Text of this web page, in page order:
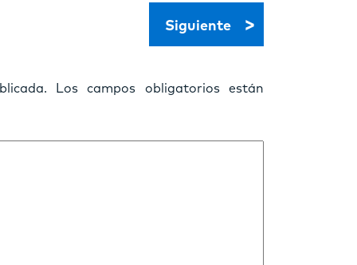
Siguiente >
Los campos obligatorios están